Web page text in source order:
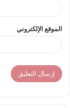
الموقع الإلكتروني